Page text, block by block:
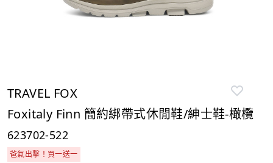
TRAVEL FOX
Foxitaly Finn 簡約綁帶式休閒鞋/紳士鞋-橄欖
623702-522
爸氣出擊！買一送一